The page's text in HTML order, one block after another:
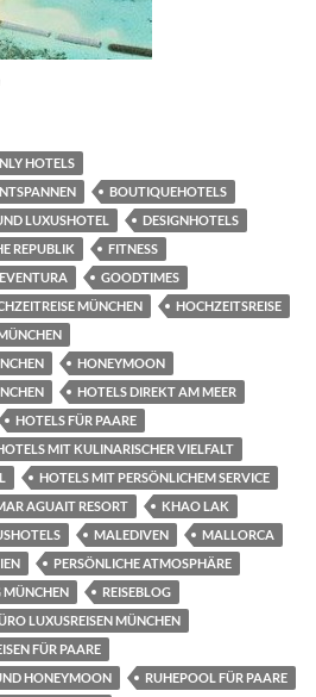
HOTELS
BOUTIQUEHOTELS
LUXUSHOTEL
DESIGNHOTELS
REPUBLIK
FITNESS
GOODTIMES
MÜNCHEN
HOCHZEITSREISE
HONEYMOON
HOTELS DIREKT AM MEER
HOTELS FÜR PAARE
MIT KULINARISCHER VIELFALT
HOTELS MIT PERSÖNLICHEM SERVICE
AGUAIT RESORT
KHAO LAK
MALEDIVEN
MALLORCA
PERSÖNLICHE ATMOSPHÄRE
MÜNCHEN
REISEBLOG
LUXUSREISEN MÜNCHEN
FÜR PAARE
HONEYMOON
RUHEPOOL FÜR PAARE